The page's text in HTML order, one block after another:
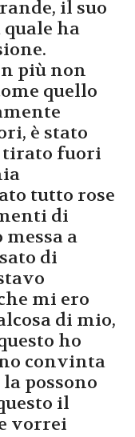
il suo
ha
più non
quello
è stato
tirato fuori
tutto rose
di
a
di
mi ero
di mio,
ho
convinta
la possono
il
vorrei